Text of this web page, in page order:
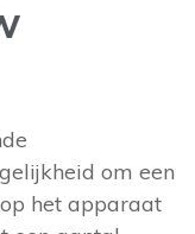
om een
het apparaat